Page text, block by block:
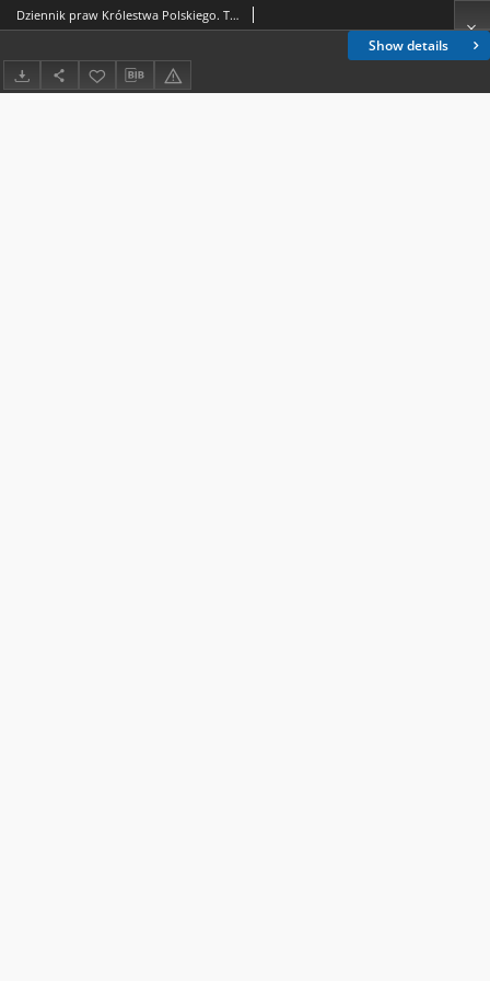
Show details
Dziennik praw Królestwa Polskiego. T. 23, nr 79-81.